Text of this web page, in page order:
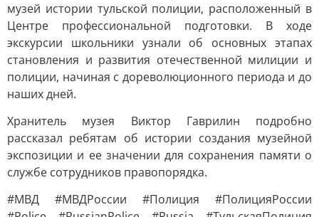
музей истории тульской полиции, расположенный в
Центре профессиональной подготовки. В ходе
экскурсии школьники узнали об основных этапах
становления и развития отечественной милиции и
полиции, начиная с дореволюционного периода и до
наших дней.
Хранитель музея Виктор Гаврилин подробно
рассказал ребятам об истории создания музейной
экспозиции и ее значении для сохранения памяти о
службе сотрудников правопорядка.
#МВД #МВДРоссии #Полиция #ПолицияРоссии